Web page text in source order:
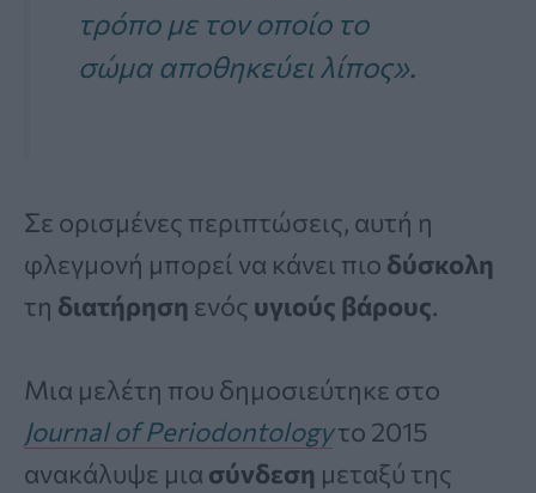
τρόπο με τον οποίο το
σώμα αποθηκεύει λίπος».
Σε ορισμένες περιπτώσεις, αυτή η
φλεγμονή μπορεί να κάνει πιο δύσκολη
τη διατήρηση ενός υγιούς βάρους.
Μια μελέτη που δημοσιεύτηκε στο
Journal of Periodontologyτο 2015
ανακάλυψε μια σύνδεση μεταξύ της